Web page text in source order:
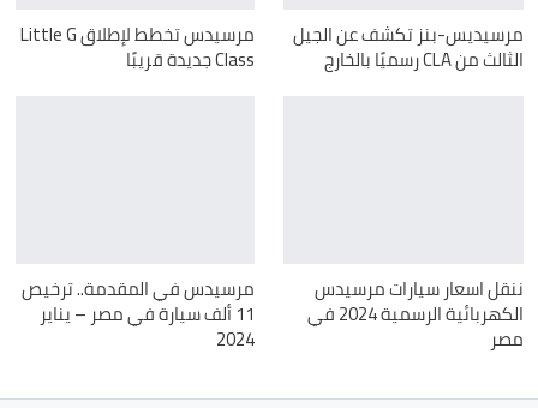
مرسيديس-بنز تكشف عن الجيل
الثالث من CLA رسميًا بالخارج
مرسيدس تخطط لإطلاق Little G
Class جديدة قريبًا
ننقل اسعار سيارات مرسيدس
الكهربائية الرسمية 2024 في
مصر
مرسيدس في المقدمة.. ترخيص
11 ألف سيارة في مصر – يناير
2024